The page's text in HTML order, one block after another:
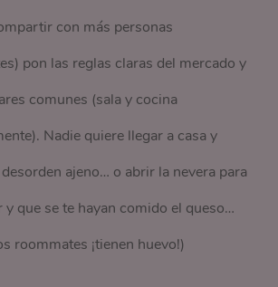
con más personas
pon las reglas claras del mercado y
comunes (sala y cocina
Nadie quiere llegar a casa y
ajeno… o abrir la nevera para
y que se te hayan comido el queso…
roommates ¡tienen huevo!)